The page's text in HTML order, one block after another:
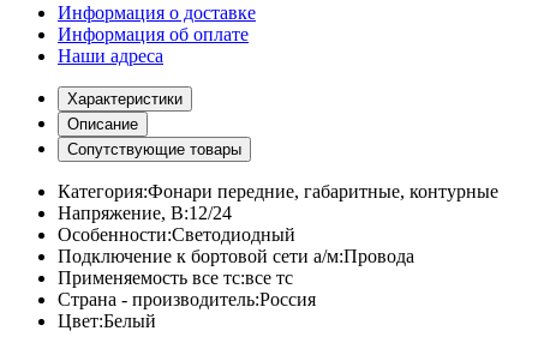
Информация о доставке
Информация об оплате
Наши адреса
Характеристики
Описание
Сопутствующие товары
Категория:Фонари передние, габаритные, контурные
Напряжение, В:12/24
Особенности:Светодиодный
Подключение к бортовой сети а/м:Провода
Применяемость все тс:все тс
Страна - производитель:Россия
Цвет:Белый